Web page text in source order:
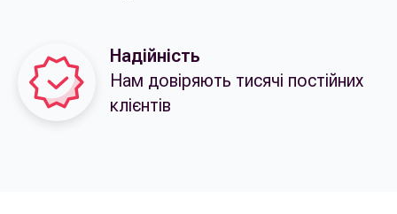
Надійність
Нам довіряють тисячі постійних
клієнтів